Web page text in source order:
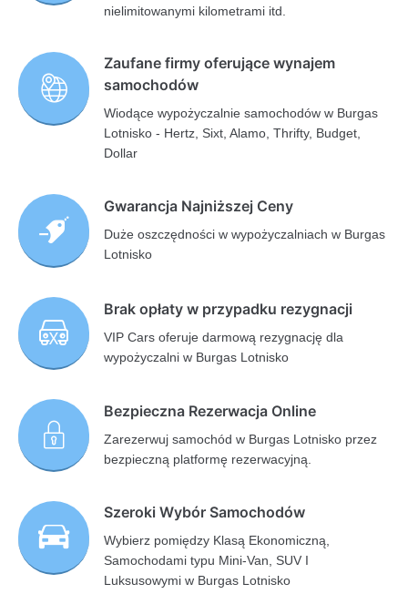
nielimitowanymi kilometrami itd.
Zaufane firmy oferujące wynajem
samochodów
Wiodące wypożyczalnie samochodów w Burgas
Lotnisko - Hertz, Sixt, Alamo, Thrifty, Budget,
Dollar
Gwarancja Najniższej Ceny
Duże oszczędności w wypożyczalniach w Burgas
Lotnisko
Brak opłaty w przypadku rezygnacji
VIP Cars oferuje darmową rezygnację dla
wypożyczalni w Burgas Lotnisko
Bezpieczna Rezerwacja Online
Zarezerwuj samochód w Burgas Lotnisko przez
bezpieczną platformę rezerwacyjną.
Szeroki Wybór Samochodów
Wybierz pomiędzy Klasą Ekonomiczną,
Samochodami typu Mini-Van, SUV I
Luksusowymi w Burgas Lotnisko